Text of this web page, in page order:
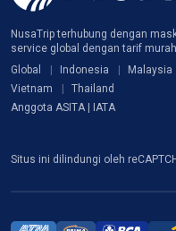
NusaTrip terhubung dengan
service global dengan tarif murah
Global
Indonesia Malaysia
Vietnam
Thailand
Anggota ASITA | IATA
Situs ini dilindungi oleh